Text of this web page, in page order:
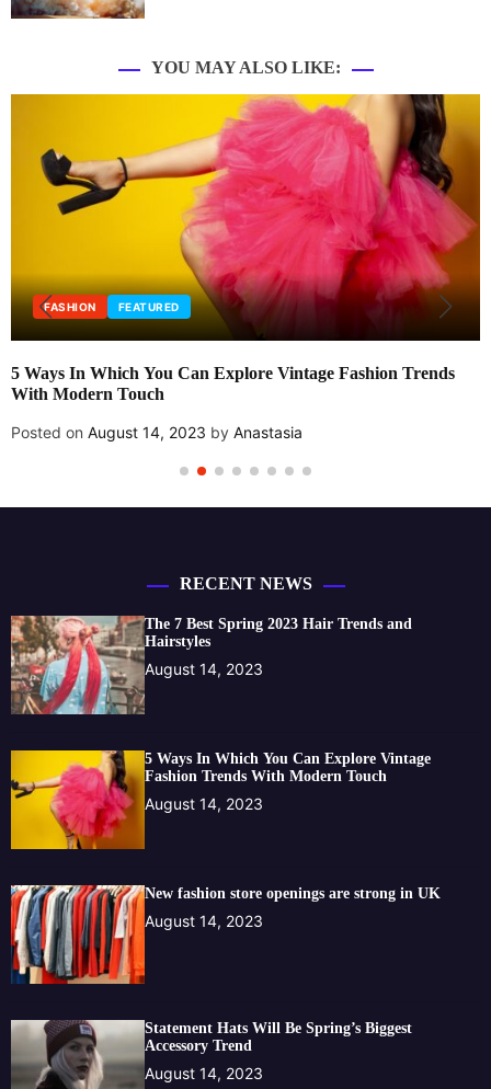
YOU MAY ALSO LIKE:
EDITORIAL FASHION
New fashion store openings are strong in UK
RECENT NEWS
The 7 Best Spring 2023 Hair Trends and
Hairstyles
August 14, 2023
5 Ways In Which You Can Explore Vintage
Fashion Trends With Modern Touch
August 14, 2023
New fashion store openings are strong in UK
August 14, 2023
Statement Hats Will Be Spring’s Biggest
Accessory Trend
August 14, 2023